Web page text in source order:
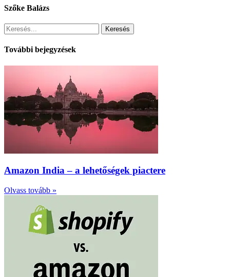
Szőke Balázs
Keresés
További bejegyzések
Amazon India – a lehetőségek piactere
Olvass tovább »